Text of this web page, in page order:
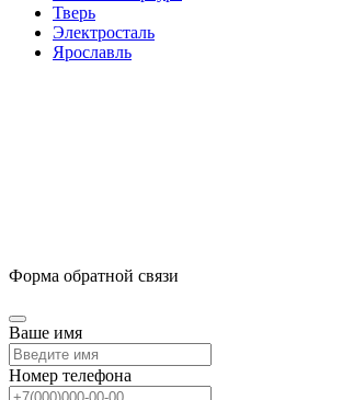
Тверь
Электросталь
Ярославль
Форма обратной связи
Ваше имя
Номер телефона